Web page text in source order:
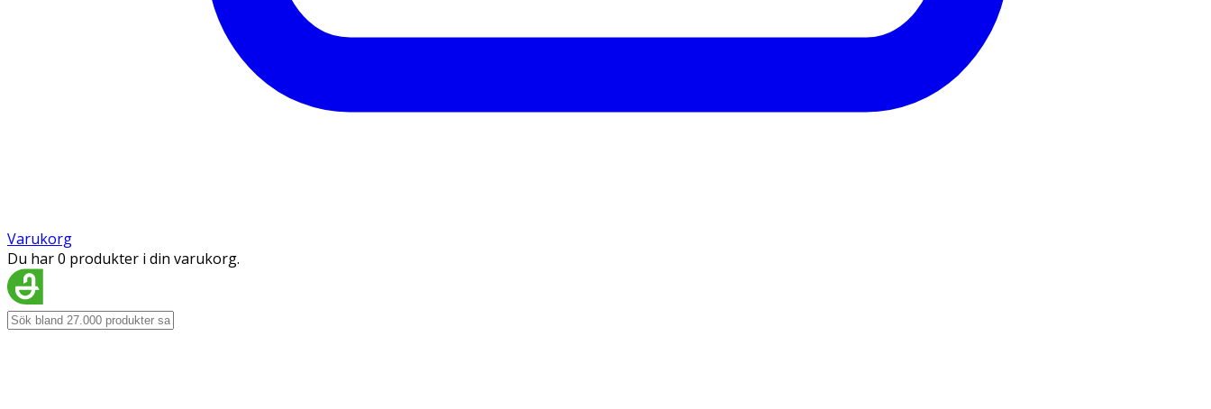
Varukorg
Du har 0 produkter i din varukorg.